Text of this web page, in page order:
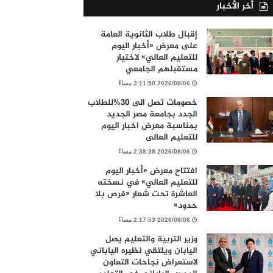
أخر الأخبار
إقبال طلاب الثانوية العامة
على معرض «أخبار اليوم
للتعليم العالي» لاختيار
مستقبلهم الجامعي
2026/08/06 3:11:50 مساءً
خصومات تصل الى 30%للطلاب
الجدد بجامعة مصر الجديد
بمناسبة معرض اخبار اليوم
للتعليم العالى
2026/08/06 2:38:38 مساءً
افتتاح معرض «أخبار اليوم
للتعليم العالي» في نسخته
العاشرة تحت شعار «فرص بلا
حدود»
2026/08/06 2:17:53 مساءً
وزير التربية والتعليم يصل
اليابان ويلتقي نظيره الياباني
لاستعراض نجاحات التعاون